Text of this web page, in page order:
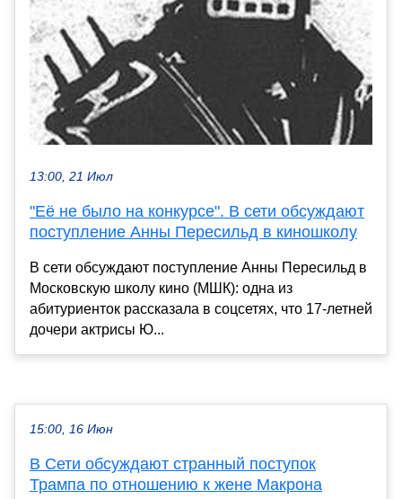
13:00, 21 Июл
"Её не было на конкурсе". В сети обсуждают
поступление Анны Пересильд в киношколу
В сети обсуждают поступление Анны Пересильд в
Московскую школу кино (МШК): одна из
абитуриенток рассказала в соцсетях, что 17-летней
дочери актрисы Ю...
15:00, 16 Июн
В Сети обсуждают странный поступок
Трампа по отношению к жене Макрона